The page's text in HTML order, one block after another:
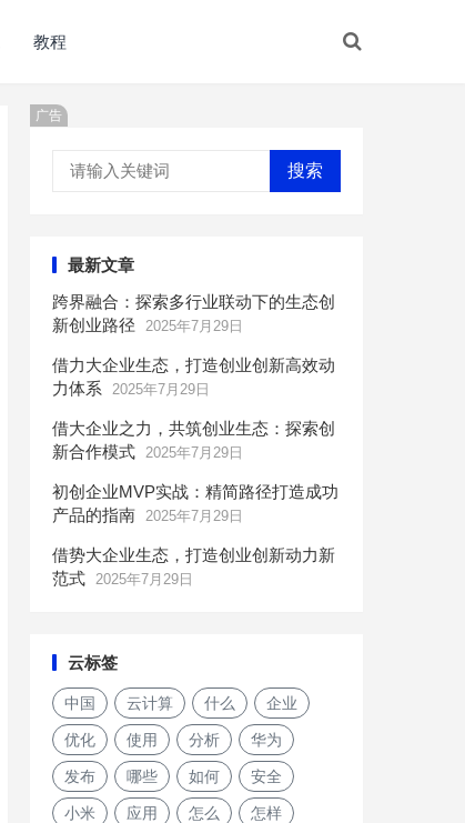
教程
广告
搜索
最新文章
跨界融合：探索多行业联动下的生态创
新创业路径
2025年7月29日
借力大企业生态，打造创业创新高效动
力体系
2025年7月29日
借大企业之力，共筑创业生态：探索创
新合作模式 2025年7月29日
初创企业MVP实战：精简路径打造成功
产品的指南 2025年7月29日
借势大企业生态，打造创业创新动力新
范式 2025年7月29日
云标签
中国 云计算 什么 企业
优化 使用 分析 华为
发布 哪些 如何 安全
小米 应用 怎么 怎样